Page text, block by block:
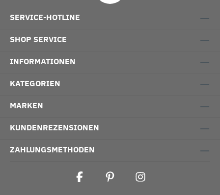
SERVICE-HOTLINE
SHOP SERVICE
INFORMATIONEN
KATEGORIEN
MARKEN
KUNDENREZENSIONEN
ZAHLUNGSMETHODEN